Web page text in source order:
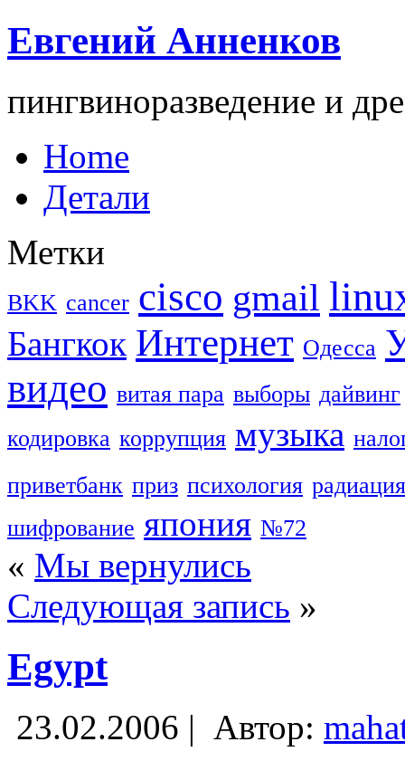
Евгений Анненков
пингвиноразведение и
Home
Детали
Метки
BKK cancer cisco gmail
Бангкок Интернет Одесса
видео витая пара выборы дайвинг
кодировка коррупция музыка
приветбанк приз психология радиация
шифрование япония №72
« Мы вернулись
Следующая запись »
Egypt
23.02.2006 | Автор: